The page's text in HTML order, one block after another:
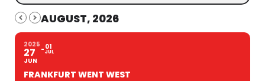
AUGUST, 2026
2025
27
JUN
01
JUL
FRANKFURT WENT WEST